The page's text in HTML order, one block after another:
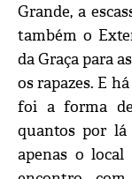
Grande, a
também o
da Graça para
os rapazes. E
foi a forma
quantos por lá
apenas o